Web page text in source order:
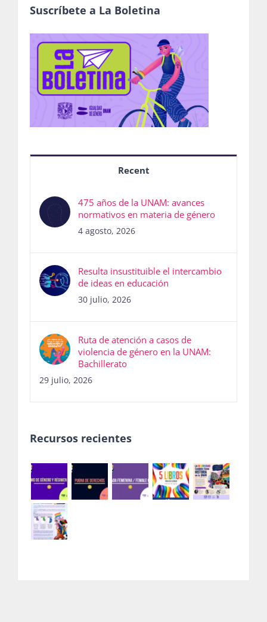
Suscríbete a La Boletina
Recent
475 años de la UNAM: avances
normativos en materia de género
4 agosto, 2026
Resulta insustituible el intercambio
de ideas en educación
30 julio, 2026
Ruta de atención a casos de
violencia de género en la UNAM:
Bachillerato
29 julio, 2026
Recursos recientes